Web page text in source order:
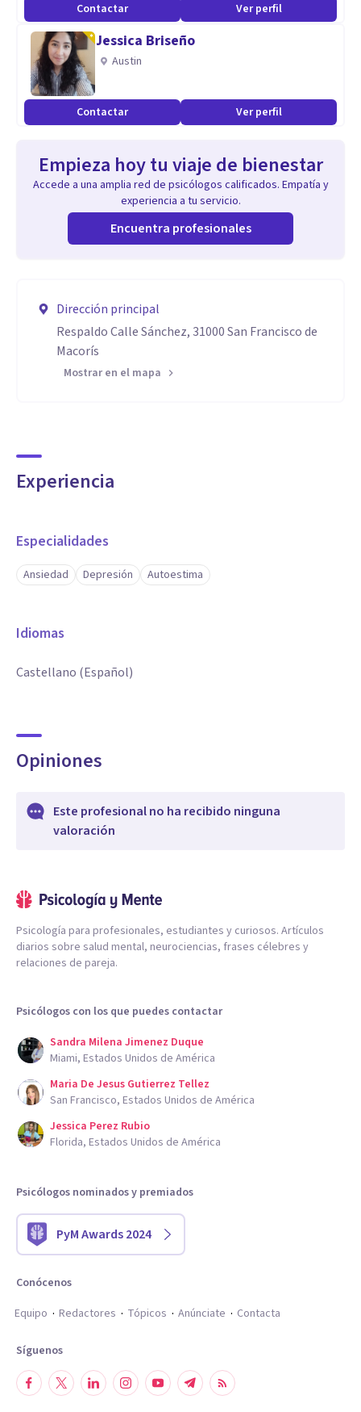
Contactar Ver perfil
Jessica Briseño
Austin
Contactar Ver perfil
Empieza hoy tu viaje de bienestar
Accede a una amplia red de psicólogos calificados. Empatía y
experiencia a tu servicio.
Encuentra profesionales
Dirección principal
Respaldo Calle Sánchez, 31000 San Francisco de
Macorís
Mostrar en el mapa
Experiencia
Especialidades
Ansiedad Depresión Autoestima
Idiomas
Castellano (Español)
Opiniones
Este profesional no ha recibido ninguna
valoración
Psicología para profesionales, estudiantes y curiosos. Artículos
diarios sobre salud mental, neurociencias, frases célebres y
relaciones de pareja.
Psicólogos con los que puedes contactar
Sandra Milena Jimenez Duque
Miami, Estados Unidos de América
Maria De Jesus Gutierrez Tellez
San Francisco, Estados Unidos de América
Jessica Perez Rubio
Florida, Estados Unidos de América
Psicólogos nominados y premiados
PyM Awards 2024
Conócenos
Equipo
Redactores Tópicos Anúnciate Contacta
Síguenos